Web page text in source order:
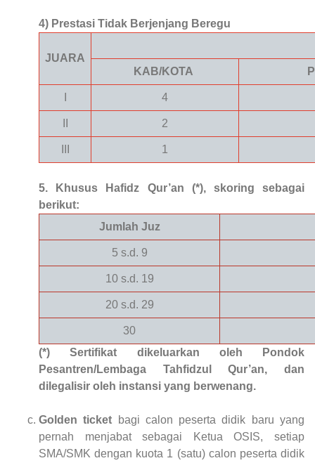
4) Prestasi Tidak Berjenjang Beregu
JUARA
KAB/KOTA
4
2
1
5. Khusus Hafidz Qur’an (*), skoring sebagai
berikut:
Jumlah Juz
5 s.d. 9
10 s.d. 19
20 s.d. 29
30
(*) Sertifikat dikeluarkan oleh Pondok
Pesantren/Lembaga Tahfidzul Qur’an, dan
dilegalisir oleh instansi yang berwenang.
Golden ticket
bagi calon peserta didik baru yang
pernah menjabat sebagai Ketua OSIS, setiap
SMA/SMK dengan kuota 1 (satu) calon peserta didik